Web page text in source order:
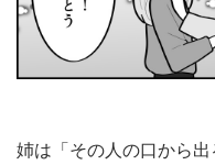
姉は「その人の口から